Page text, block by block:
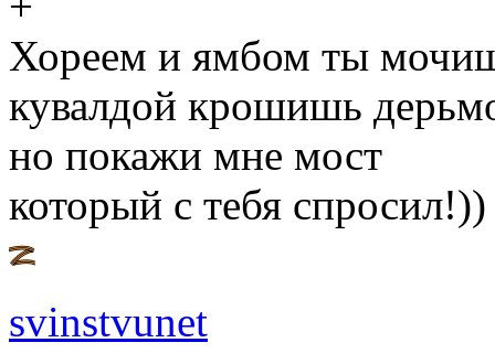
Хореем и ямбом ты
кувалдой крошишь
но покажи мне мост
который с тебя спросил!))
svinstvunet